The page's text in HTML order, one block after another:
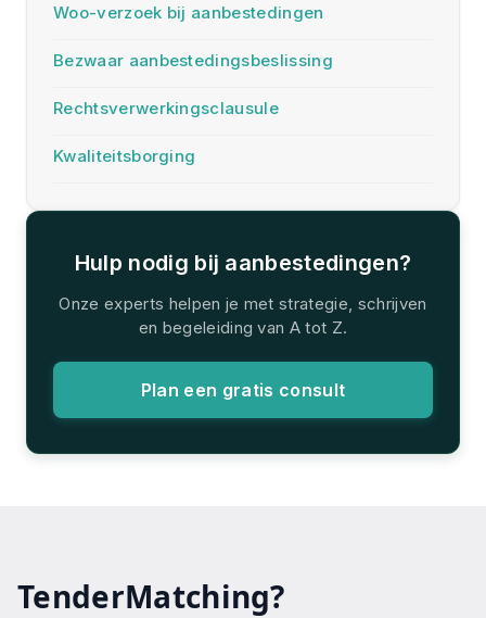
Woo-verzoek bij aanbestedingen
Bezwaar aanbestedingsbeslissing
Rechtsverwerkingsclausule
Kwaliteitsborging
Hulp nodig bij aanbestedingen?
Onze experts helpen je met strategie, schrijven
en begeleiding van A tot Z.
Plan een gratis consult
TenderMatching?